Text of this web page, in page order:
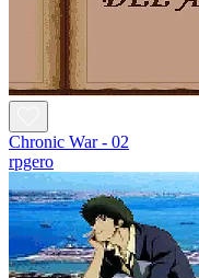
Chronic War - 02
rpgero